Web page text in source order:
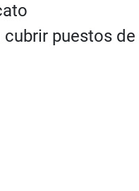
puestos de